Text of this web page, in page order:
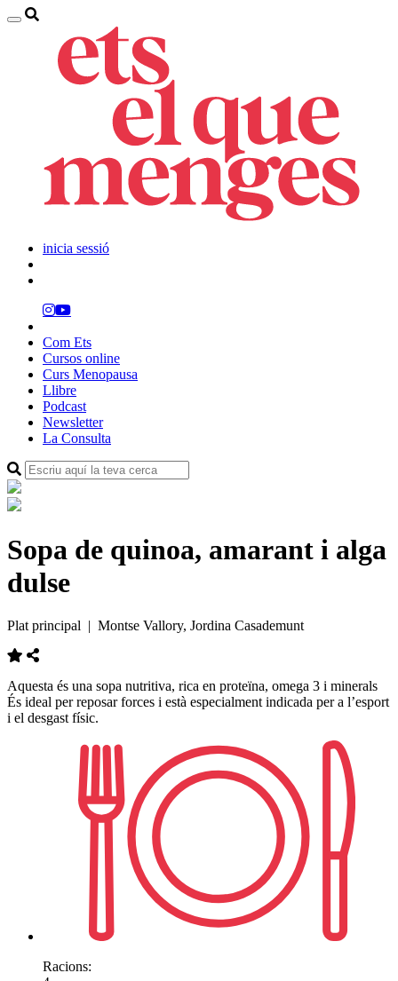
inicia sessió
Com Ets
Cursos online
Curs Menopausa
Llibre
Podcast
Newsletter
La Consulta
Sopa de quinoa, amarant i alga
dulse
Plat principal | Montse Vallory, Jordina Casademunt
Aquesta és una sopa nutritiva, rica en proteïna, omega 3 i minerals
És ideal per reposar forces i està especialment indicada per a l’esport
i el desgast físic.
Racions: